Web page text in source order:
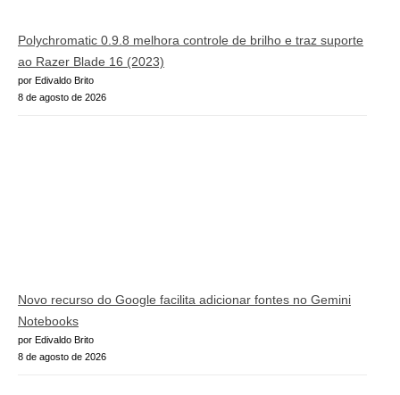
Polychromatic 0.9.8 melhora controle de brilho e traz suporte
ao Razer Blade 16 (2023)
por Edivaldo Brito
8 de agosto de 2026
Novo recurso do Google facilita adicionar fontes no Gemini
Notebooks
por Edivaldo Brito
8 de agosto de 2026